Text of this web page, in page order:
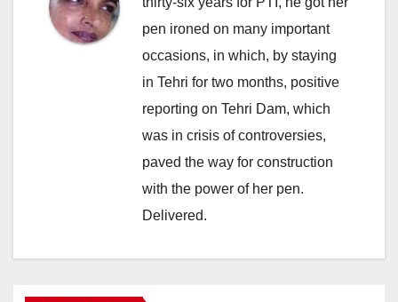
pen ironed on many important
occasions, in which, by staying
in Tehri for two months, positive
reporting on Tehri Dam, which
was in crisis of controversies,
paved the way for construction
with the power of her pen.
Delivered.